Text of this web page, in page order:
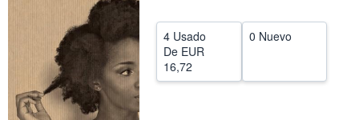
4 Usado
De EUR
16,72
0 Nuevo